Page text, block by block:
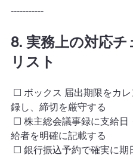
-----------
8. 実務上の対応チ
リスト
録し、締切を厳守する
給者を明確に記載する